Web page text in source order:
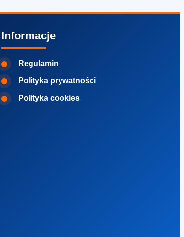
Informacje
Regulamin
Polityka prywatności
Polityka cookies